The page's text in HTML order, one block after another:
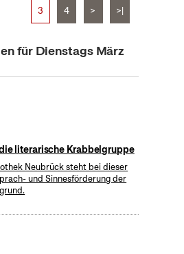
3 4 > >|
für Dienstags März
literarische Krabbelgruppe
Neubrück steht bei dieser
und Sinnesförderung der